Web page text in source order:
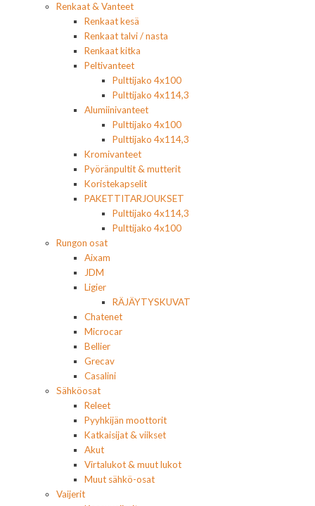
Renkaat & Vanteet
Renkaat kesä
Renkaat talvi / nasta
Renkaat kitka
Peltivanteet
Pulttijako 4x100
Pulttijako 4x114,3
Alumiinivanteet
Pulttijako 4x100
Pulttijako 4x114,3
Kromivanteet
Pyöränpultit & mutterit
Koristekapselit
PAKETTITARJOUKSET
Pulttijako 4x114,3
Pulttijako 4x100
Rungon osat
Aixam
JDM
Ligier
RÄJÄYTYSKUVAT
Chatenet
Microcar
Bellier
Grecav
Casalini
Sähköosat
Releet
Pyyhkijän moottorit
Katkaisijat & viikset
Akut
Virtalukot & muut lukot
Muut sähkö-osat
Vaijerit